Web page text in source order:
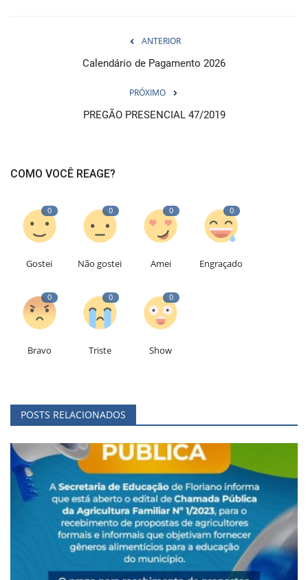
ANTERIOR
Calendário de Pagamento 2026
PRÓXIMO
PREGÃO PRESENCIAL 47/2019
COMO VOCÊ REAGE?
0
Gostei
0
Não gostei
0
Amei
0
Engraçado
0
Bravo
0
Triste
0
Show
POSTS RELACIONADOS